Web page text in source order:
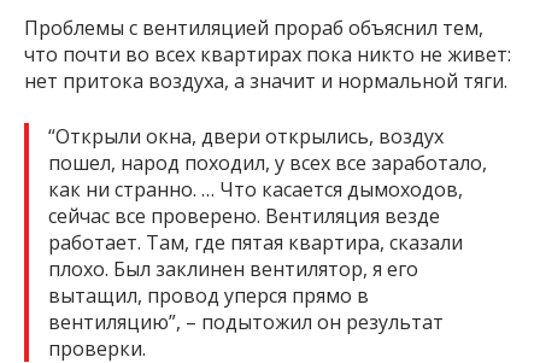
Проблемы с вентиляцией прораб объяснил тем,
что почти во всех квартирах пока никто не живет:
нет притока воздуха, а значит и нормальной тяги.
“Открыли окна, двери открылись, воздух
пошел, народ походил, у всех все заработало,
как ни странно. … Что касается дымоходов,
сейчас все проверено. Вентиляция везде
работает. Там, где пятая квартира, сказали
плохо. Был заклинен вентилятор, я его
вытащил, провод уперся прямо в
вентиляцию”, – подытожил он результат
проверки.